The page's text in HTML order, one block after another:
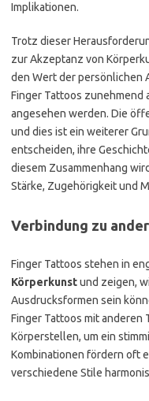
Implikationen.
Trotz dieser
zur Akzeptanz von
den Wert der persönlichen
Finger Tattoos
angesehen werden. Die
und dies ist ein weiterer
entscheiden, ihre
diesem Zusammenhang
Stärke, Zugehörigkeit und
Verbindung zu
Finger Tattoos stehen in
Körperkunstund zeigen,
Ausdrucksformen sein
Finger Tattoos mit anderen
Körperstellen, um ein
Kombinationen fördern oft
verschiedene Stile